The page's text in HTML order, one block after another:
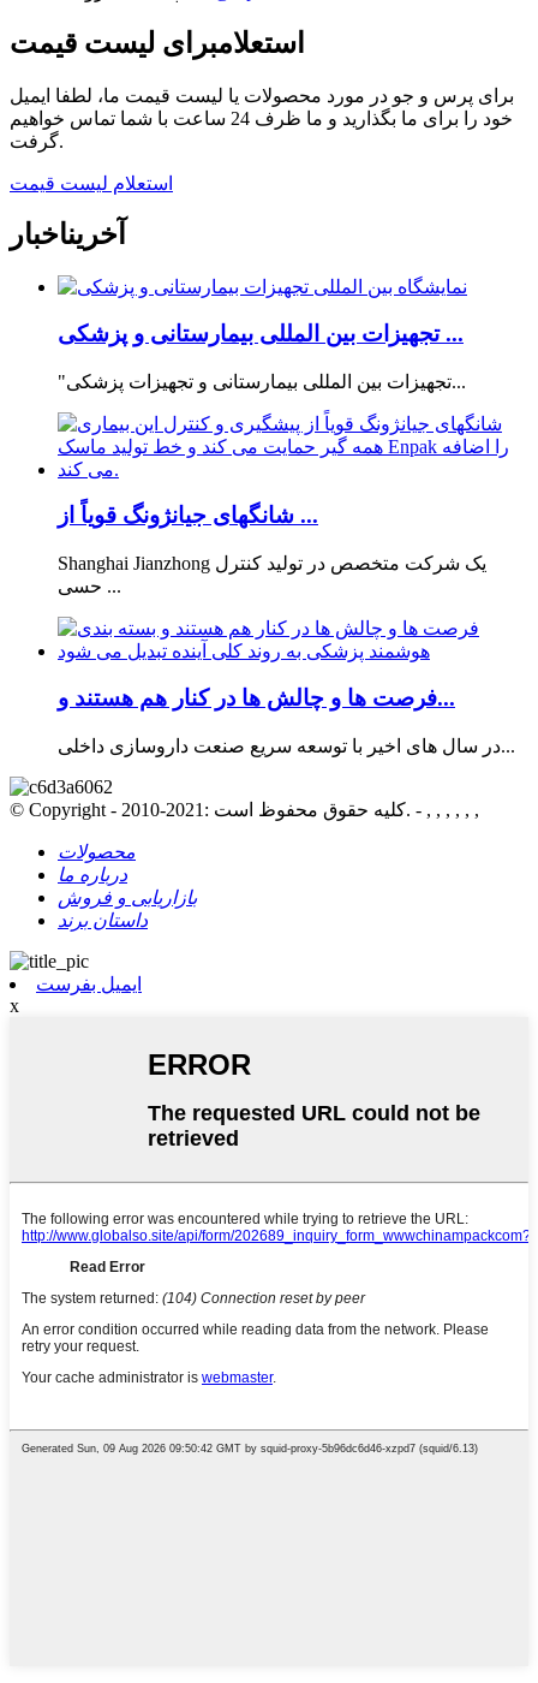
استعلامبرای لیست قیمت
برای پرس و جو در مورد محصولات یا لیست قیمت ما، لطفا ایمیل
خود را برای ما بگذارید و ما ظرف 24 ساعت با شما تماس خواهیم
گرفت.
استعلام لیست قیمت
آخریناخبار
تجهیزات بین المللی بیمارستانی و پزشکی ...
"تجهیزات بین المللی بیمارستانی و تجهیزات پزشکی...
شانگهای جیانژونگ قویاً از ...
Shanghai Jianzhong یک شرکت متخصص در تولید کنترل
حسی ...
فرصت ها و چالش ها در کنار هم هستند و...
در سال های اخیر با توسعه سریع صنعت داروسازی داخلی...
© Copyright - 2010-2021: کلیه حقوق محفوظ است. - , , , , , ,
محصولات
درباره ما
بازاریابی و فروش
داستان برند
ایمیل بفرست
x